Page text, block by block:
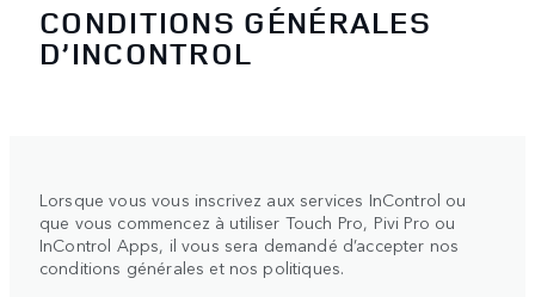
CONDITIONS GÉNÉRALES
D’INCONTROL
Lorsque vous vous inscrivez aux services InControl ou
que vous commencez à utiliser Touch Pro, Pivi Pro ou
InControl Apps, il vous sera demandé d’accepter nos
conditions générales et nos politiques.